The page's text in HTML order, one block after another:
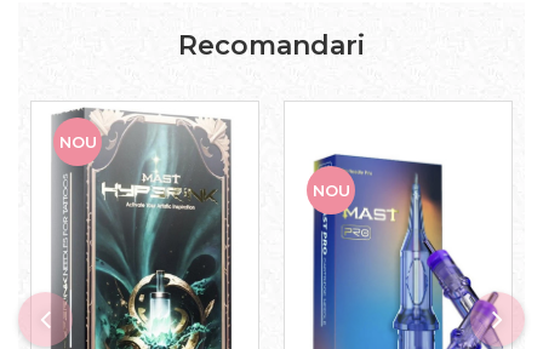
Ideală pentru linii fine și precise.
punctare (stippling) a buzelor.
Confort și ergonomie
Designul subțire, ușor și ergonomic, împreună cu suprafața
anti-alunecare a mânerului, oferă o prindere confortabilă și
un control excelent în timpul procedurilor.
Ecranul curbat permite vizualizarea rapidă a informațiilor,
astfel încât artistul poate monitoriza cu ușurință setările
aparatului în timpul lucrului.
Aparatul este prevăzut cu
3 butoane intuitive
:
Recomandari
NOU
NOU